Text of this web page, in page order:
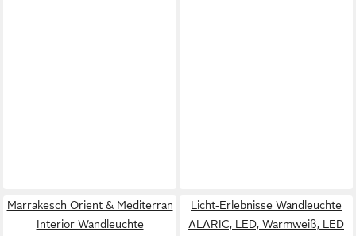
Marrakesch Orient & Mediterran
Interior Wandleuchte
Licht-Erlebnisse Wandleuchte
ALARIC, LED, Warmweiß, LED